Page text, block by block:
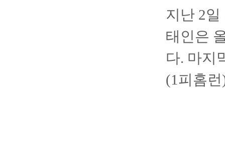
지난 2일
태인은
다. 마지
(1피홈